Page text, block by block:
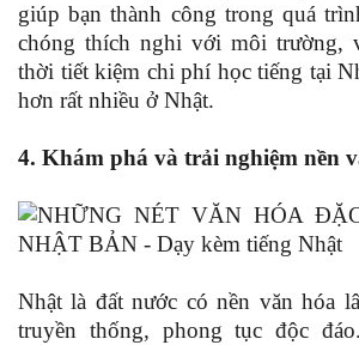
giúp bạn thành công trong quá
chóng thích nghi với môi trường,
thời tiết kiệm chi phí học tiếng tại
hơn rất nhiều ở Nhật.
4. Khám phá và trải nghiệm nền
Nhật là đất nước có nền văn hóa
truyền thống, phong tục độc